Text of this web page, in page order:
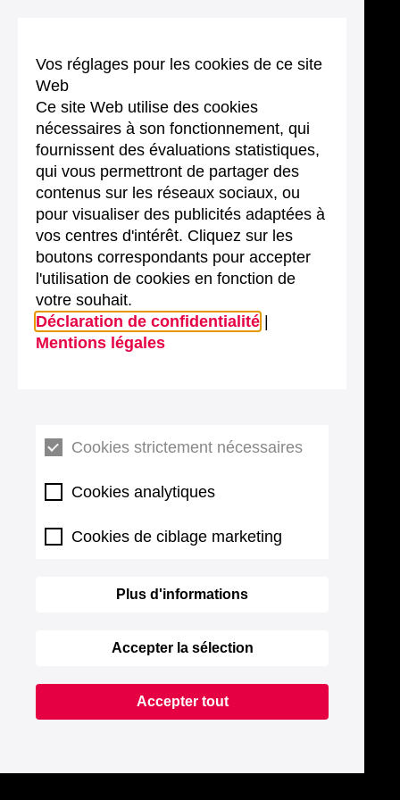
Vos réglages pour les cookies de ce site
Web
Ce site Web utilise des cookies
nécessaires à son fonctionnement, qui
fournissent des évaluations statistiques,
qui vous permettront de partager des
contenus sur les réseaux sociaux, ou
pour visualiser des publicités adaptées à
vos centres d'intérêt. Cliquez sur les
boutons correspondants pour accepter
l'utilisation de cookies en fonction de
votre souhait.
Déclaration de confidentialité
Mentions légales
Cookies strictement nécessaires
Cookies analytiques
Cookies de ciblage marketing
Plus d'informations
Accepter la sélection
Accepter tout